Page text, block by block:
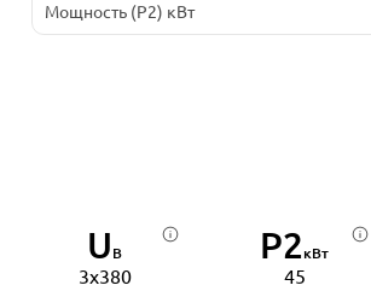
Мощность (P2) кВт
U В
3x380
P2кВт
45